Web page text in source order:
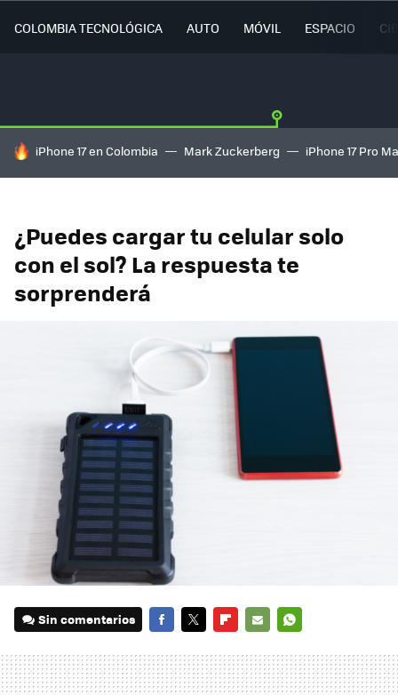
COLOMBIA TECNOLÓGICA AUTO MÓVIL ESPACIO
HOY SE HABLA DE
iPhone 17 en Colombia Mark Zuckerberg iPhone 17 Pro
¿Puedes cargar tu celular solo
con el sol? La respuesta te
sorprenderá
Sin comentarios
MAIL